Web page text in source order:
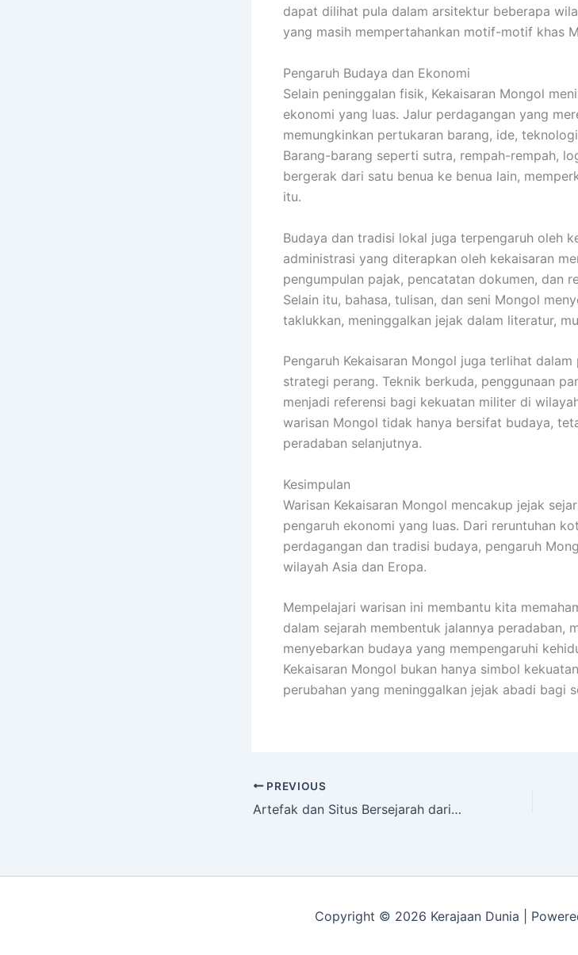
dapat dilihat pula dalam arsitektur beberapa
yang masih mempertahankan motif-motif khas
Pengaruh Budaya dan Ekonomi
Selain peninggalan fisik, Kekaisaran Mongol
ekonomi yang luas. Jalur perdagangan yang
memungkinkan pertukaran barang, ide,
Barang-barang seperti sutra, rempah-rempah,
bergerak dari satu benua ke benua lain,
itu.
Budaya dan tradisi lokal juga terpengaruh oleh
administrasi yang diterapkan oleh kekaisaran
pengumpulan pajak, pencatatan dokumen, dan
Selain itu, bahasa, tulisan, dan seni Mongol
taklukkan, meninggalkan jejak dalam literatur,
Pengaruh Kekaisaran Mongol juga terlihat
strategi perang. Teknik berkuda, penggunaan
menjadi referensi bagi kekuatan militer di
warisan Mongol tidak hanya bersifat budaya,
peradaban selanjutnya.
Kesimpulan
Warisan Kekaisaran Mongol mencakup jejak
pengaruh ekonomi yang luas. Dari reruntuhan
perdagangan dan tradisi budaya, pengaruh
wilayah Asia dan Eropa.
Mempelajari warisan ini membantu kita
dalam sejarah membentuk jalannya peradaban,
menyebarkan budaya yang mempengaruhi
Kekaisaran Mongol bukan hanya simbol
perubahan yang meninggalkan jejak abadi bagi
PREVIOUS
Artefak dan Situs Bersejarah dari Kerajaan Israel Kuno
Copyright © 2026 Kerajaan Dunia |